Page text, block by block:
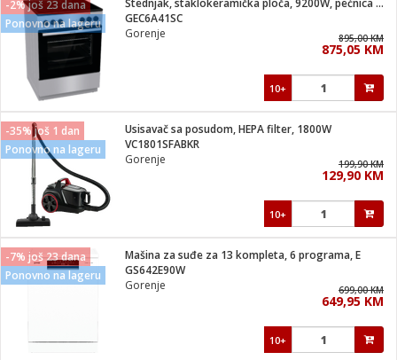
metar
ostalo
pribor
pribor
pribor
i kutije
osigurači
gorivo
-2% još 23 dana
Ponovno na lageru
Štednjak, staklokeramička ploča, 9200W, pećnica 71 lit, A
GEC6A41SC
Gorenje
895,00 KM
875,05 KM
10+
-35% još 1 dan
Ponovno na lageru
Usisavač sa posudom, HEPA filter, 1800W
VC1801SFABKR
Gorenje
199,90 KM
129,90 KM
10+
-7% još 23 dana
Ponovno na lageru
Mašina za suđe za 13 kompleta, 6 programa, E
GS642E90W
Gorenje
699,00 KM
649,95 KM
10+